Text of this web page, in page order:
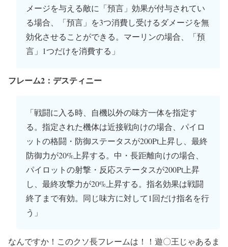
メージを与える敵に「預言」効果が付与されてい
る場合、「預言」を3つ消費し受けるダメージを無
効化させることができる。マーリンの場合、「預
言」1つだけを消費する」
フレーム2：デスティニー
「戦闘に入る時、自機以外の味方一体を指定す
る。指定された機体は近接戦向けの場合、パイロ
ットの格闘・防御ステータスが200Pt上昇し、最終
防御力が20%上昇する。中・長距離向けの場合、
パイロットの射撃・反応ステータスが200Pt上昇
し、最終攻撃力が20%上昇する。指名効果は戦闘
終了まで有効。同じ味方に対して1回だけ指名を行
う」
なんですか！このクソ長フレームは！！遊〇王じゃあるま